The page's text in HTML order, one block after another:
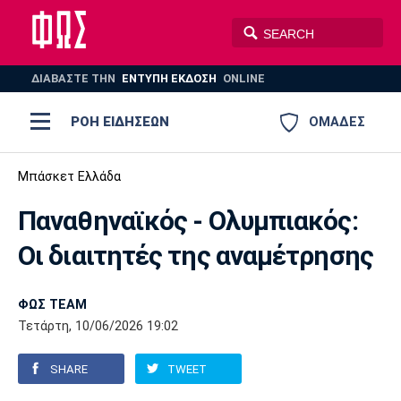
ΔΙΑΒΑΣΤΕ THN ΕΝΤΥΠΗ ΕΚΔΟΣΗ ONLINE
ΟΜΑΔΕΣ
ΡΟΗ ΕΙΔΗΣΕΩΝ
ΠΟΔΟΣΦΑΙΡΟ
ΒΟΛΕΪ ΣΠΟΡ
AUTO-MOTO
Ποδόσφαιρο
Super League 1
Super League 2
Γ Εθνική
Ελλάδα
Μπάσκετ
Ελλάδα
Εθνική
EuroLeague
Ολυμπιακοί Αγώνες
Βόλεϊ
Πόλο
Ολυμπιακός ΑΕΚ ΠΑΟΚ
Παναθηναϊκός Ατρόμητος
Μπάσκετ Ελλάδα
Παναθηναϊκός - Ολυμπιακός:
Οι διαιτητές της αναμέτρησης
ΦΩΣ TEAM
Τετάρτη, 10/06/2026 19:02
SHARE TWEET